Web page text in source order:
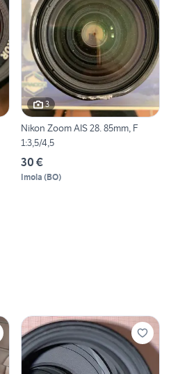
3
Nikon Zoom AIS 28. 85mm, F
1:3,5/4,5
30 €
Imola (BO)